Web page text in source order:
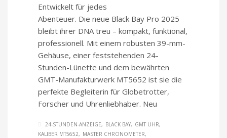
Entwickelt für jedes
Abenteuer. Die neue Black Bay Pro 2025
bleibt ihrer DNA treu – kompakt, funktional,
professionell. Mit einem robusten 39-mm-
Gehäuse, einer feststehenden 24-
Stunden-Lünette und dem bewährten
GMT-Manufakturwerk MT5652 ist sie die
perfekte Begleiterin für Globetrotter,
Forscher und Uhrenliebhaber. Neu
24-STUNDEN-ANZEIGE BLACK BAY
GMT UHR
KALIBER MT5652
MASTER CHRONOMETER